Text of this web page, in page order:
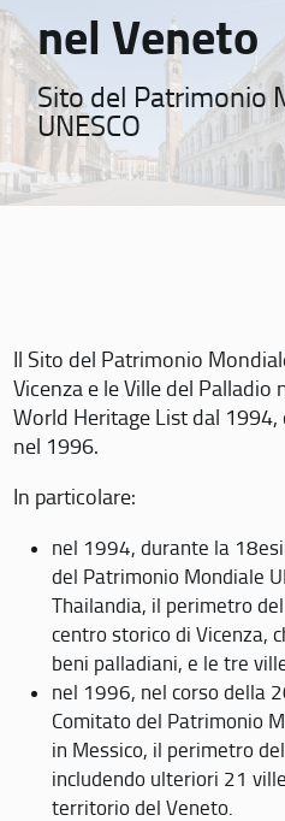
nel Veneto
Sito del Patrimonio
UNESCO
Il Sito del Patrimonio
Vicenza e le Ville del Palladio
World Heritage List dal
nel 1996.
In particolare:
nel 1994, durante la
del Patrimonio Mondiale
Thailandia, il perimetro
centro storico di Vicenza,
beni palladiani, e le tre
nel 1996, nel corso della
Comitato del Patrimonio
in Messico, il perimetro
includendo ulteriori 21
territorio del Veneto.